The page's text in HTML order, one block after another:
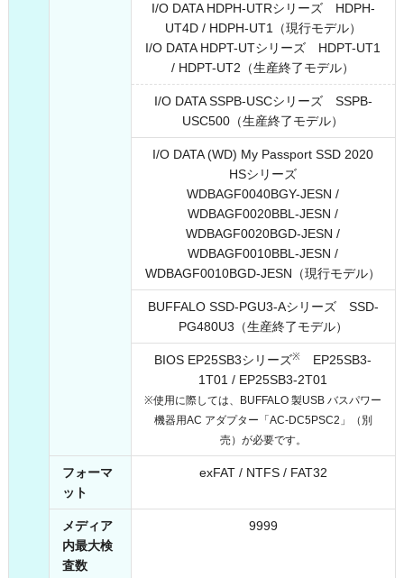
I/O DATA HDPH-UTRシリーズ HDPH-
UT4D / HDPH-UT1（現行モデル）
I/O DATA HDPT-UTシリーズ HDPT-UT1
/ HDPT-UT2（生産終了モデル）
I/O DATA SSPB-USCシリーズ SSPB-
USC500（生産終了モデル）
I/O DATA (WD) My Passport SSD 2020
HSシリーズ
WDBAGF0040BGY-JESN /
WDBAGF0020BBL-JESN /
WDBAGF0020BGD-JESN /
WDBAGF0010BBL-JESN /
WDBAGF0010BGD-JESN（現行モデル）
BUFFALO SSD-PGU3-Aシリーズ SSD-
PG480U3（生産終了モデル）
BIOS EP25SB3シリーズ※
EP25SB3-
1T01 / EP25SB3-2T01
※使用に際しては、BUFFALO 製USB バスパワー
機器用AC アダプター「AC-DC5PSC2」（別
売）が必要です。
フォーマ
ット
exFAT / NTFS / FAT32
メディア
内最大検
査数
9999